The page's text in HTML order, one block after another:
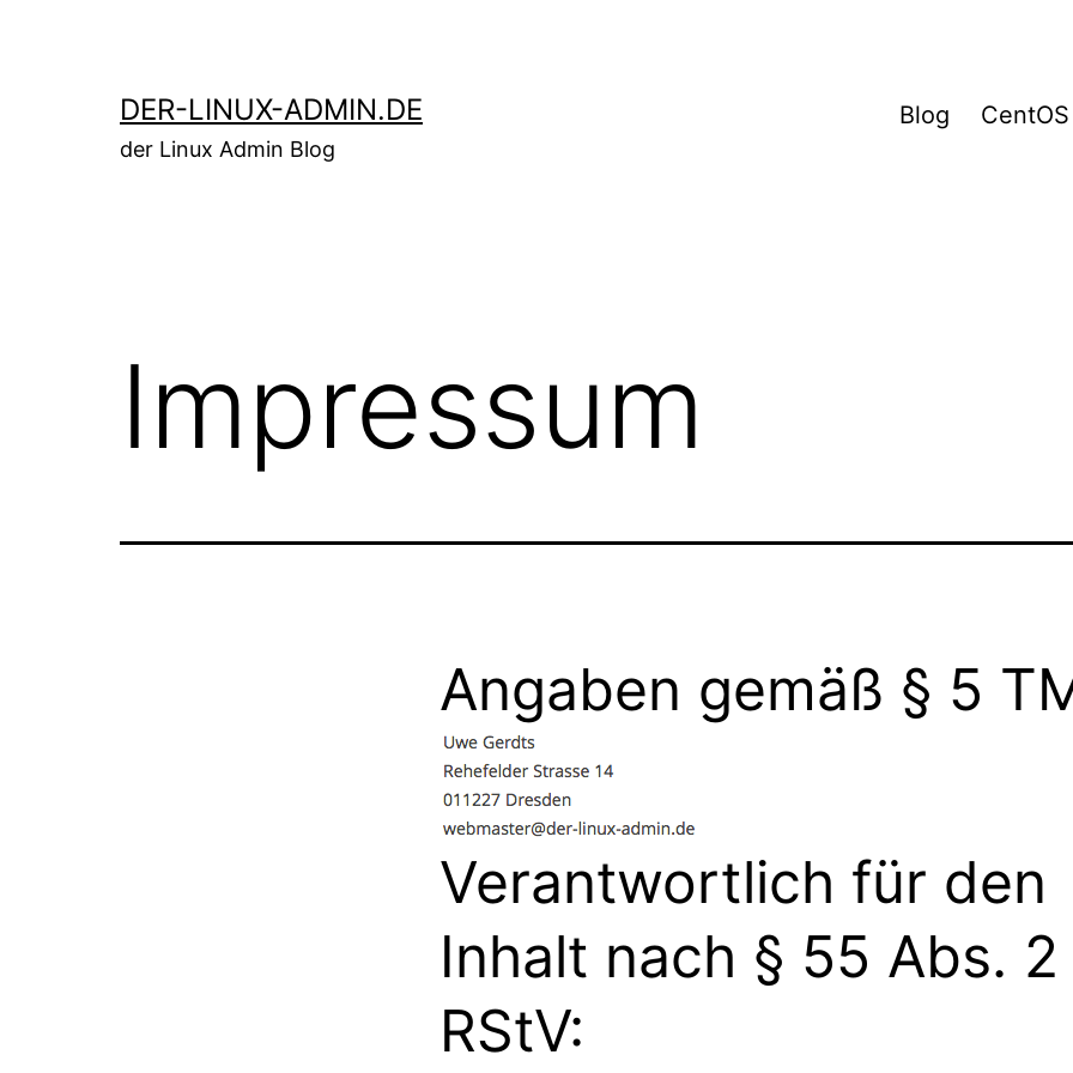
DER-LINUX-ADMIN.DE
der Linux Admin Blog
Blog CentOS
Impressum
Angaben gemäß § 5
Verantwortlich für den
Inhalt nach § 55 Abs. 2
RStV: